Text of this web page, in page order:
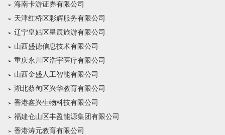
海南卡游证券有限公司
天津红桥区彩辉服务有限公司
辽宁皇姑区星辰旅游有限公司
山西盛德信息技术有限公司
重庆永川区浩宇医疗有限公司
山西金盛人工智能有限公司
湖北蔡甸区兴华教育有限公司
香港鑫兴生物科技有限公司
福建仓山区丰盈能源集团有限公司
香港涛元教育有限公司